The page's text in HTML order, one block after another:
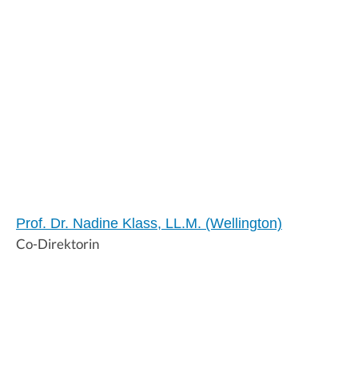
Prof. Dr. Nadine Klass, LL.M. (Wellington)
Co-Direktorin